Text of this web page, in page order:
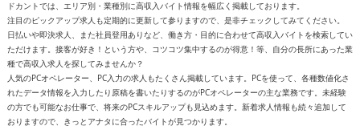
ドカントでは、エリア別・業種別に高収入バイト情報を幅広く掲載しております。
注目のピックアップ求人も定期的に更新して参りますので、是非チェックしてみてください。
日払いや即決求人、また社員登用ありなど、働き方・目的に合わせて高収入バイトを検索してい
ただけます。接客が好き！という方や、コツコツ集中するのが得意！等、自分の長所にあった業
種で高収入求人を探してみませんか？
人気のPCオペレーター、PC入力の求人もたくさん掲載しています。PCを使って、各種数値化さ
れたデータ情報を入力したり原稿を書いたりするのがPCオペレーターの主な業務です。未経験
の方でも可能なお仕事で、将来のPCスキルアップも見込めます。新着求人情報も続々追加して
おりますので、きっとアナタに合ったバイトが見つかります。